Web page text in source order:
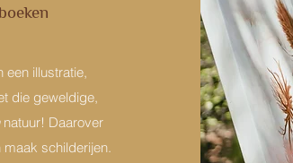
een illustratie,
die geweldige,
natuur! Daarover
schilderijen.